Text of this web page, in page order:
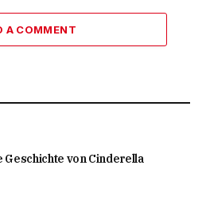
A COMMENT
Geschichte von Cinderella